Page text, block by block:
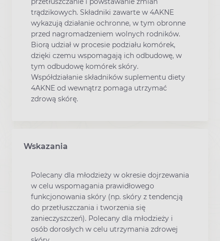
trądzikowych. Składniki zawarte w 4AKNE
wykazują działanie ochronne, w tym obronne
przed nagromadzeniem wolnych rodników.
Biorą udział w procesie podziału komórek,
dzięki czemu wspomagają ich odbudowę, w
tym odbudowę komórek skóry.
Współdziałanie składników suplementu diety
4AKNE od wewnątrz pomaga utrzymać
zdrową skórę.
Wskazania
Polecany dla młodzieży w okresie dojrzewania
w celu wspomagania prawidłowego
funkcjonowania skóry (np. skóry z tendencją
do przetłuszczania i tworzenia się
zanieczyszczeń). Polecany dla młodzieży i
osób dorosłych w celu utrzymania zdrowej